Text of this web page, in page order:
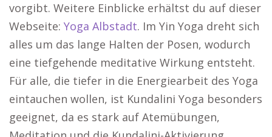
vorgibt. Weitere Einblicke erhältst du auf dieser
Webseite: Yoga Albstadt. Im Yin Yoga dreht sich
alles um das lange Halten der Posen, wodurch
eine tiefgehende meditative Wirkung entsteht.
Für alle, die tiefer in die Energiearbeit des Yoga
eintauchen wollen, ist Kundalini Yoga besonders
geeignet, da es stark auf Atemübungen,